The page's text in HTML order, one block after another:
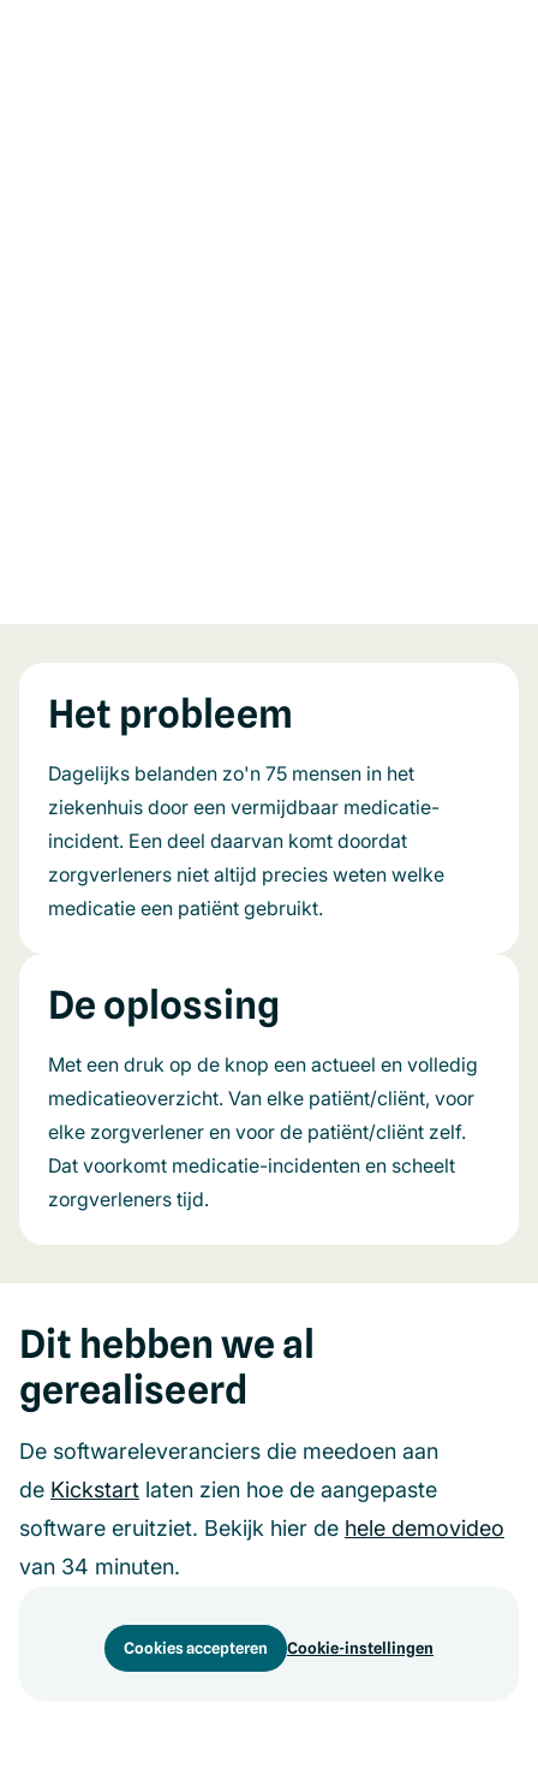
Het probleem
Dagelijks belanden zo'n 75 mensen in het
ziekenhuis door een vermijdbaar medicatie-
incident. Een deel daarvan komt doordat
zorgverleners niet altijd precies weten welke
medicatie een patiënt gebruikt.
De oplossing
Met een druk op de knop een actueel en volledig
medicatieoverzicht. Van elke patiënt/cliënt, voor
elke zorgverlener en voor de patiënt/cliënt zelf.
Dat voorkomt medicatie-incidenten en scheelt
zorgverleners tijd.
Dit hebben we al
gerealiseerd
De softwareleveranciers die meedoen aan
de Kickstart laten zien hoe de aangepaste
software eruitziet. Bekijk hier de hele demovideo
van 34 minuten.
Cookies accepteren Cookie-instellingen